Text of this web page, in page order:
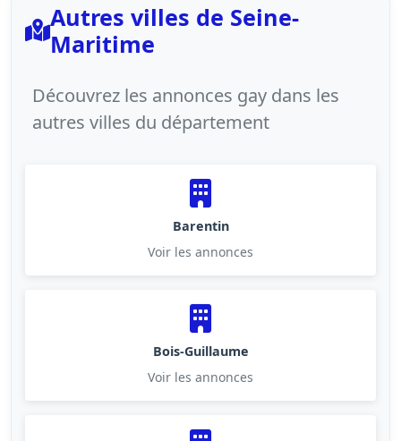
Autres villes de Seine-
Maritime
Découvrez les annonces gay dans les
autres villes du département
Barentin
Voir les annonces
Bois-Guillaume
Voir les annonces